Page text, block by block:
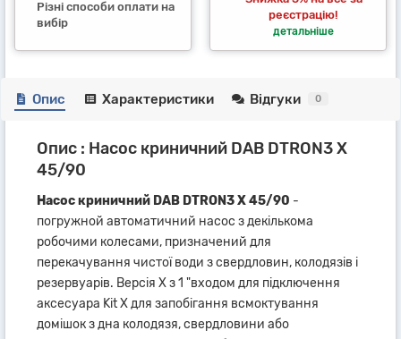
Різні способи оплати на
вибір
реєстрацію!
детальніше
Опис Характеристики Відгуки 0
Опис : Насос криничний DAB DTRON3 X
45/90
Насос криничний DAB DTRON3 X 45/90 -
погружной автоматичний насос з декількома
робочими колесами, призначений для
перекачування чистої води з свердловин, колодязів і
резервуарів. Версія X з 1 "входом для підключення
аксесуара Kit X для запобігання всмоктування
домішок з дна колодязя, свердловини або